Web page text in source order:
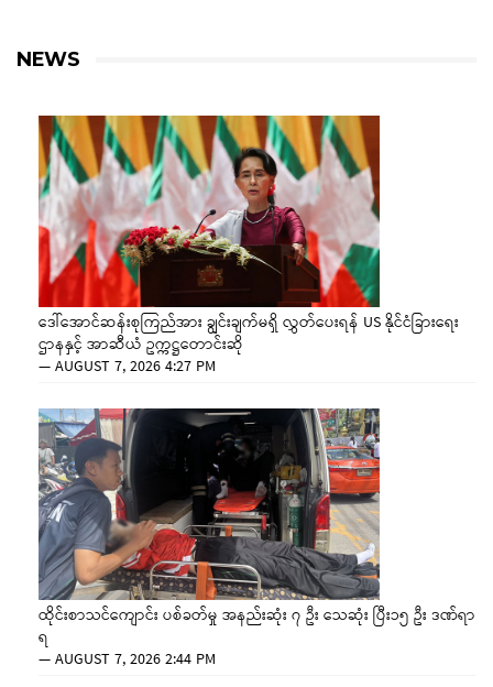
NEWS
ဒေါ်အောင်ဆန်းစုကြည်အား ချွင်းချက်မရှိ လွှတ်ပေးရန် US နိုင်ငံခြားရေး
ဌာနနှင့် အာဆီယံ ဥက္ကဋ္ဌတောင်းဆို
—AUGUST 7, 2026 4:27 PM
ထိုင်းစာသင်ကျောင်း ပစ်ခတ်မှု အနည်းဆုံး ၇ ဦး သေဆုံး ပြီး၁၅ ဦး ဒဏ်ရာ
ရ
—AUGUST 7, 2026 2:44 PM